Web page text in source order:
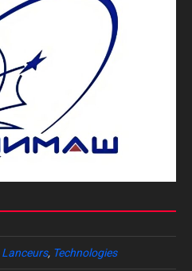
Lanceurs, Technologies